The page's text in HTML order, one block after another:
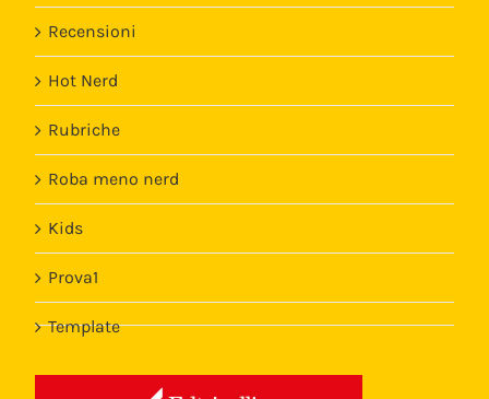
Recensioni
Hot Nerd
Rubriche
Roba meno nerd
Kids
Prova1
Template